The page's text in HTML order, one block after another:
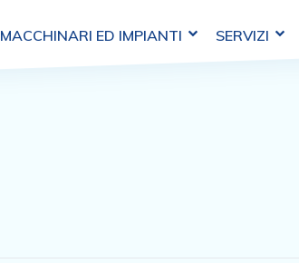
MACCHINARI ED IMPIANTI SERVIZI